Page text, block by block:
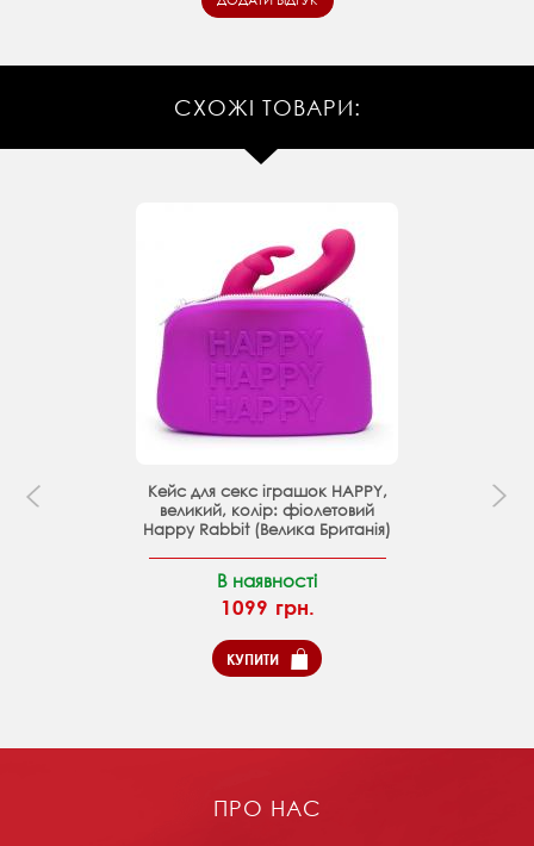
СХОЖІ ТОВАРИ:
Кейс для секс іграшок HAPPY,
великий, колір: фіолетовий
Happy Rabbit (Велика Британія)
В наявності
1099 грн.
КУПИТИ
ПРО НАС